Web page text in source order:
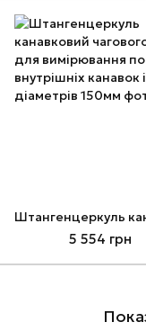
5 554 грн